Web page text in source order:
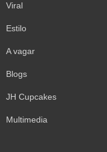
Viral
Estilo
A vagar
Blogs
JH Cupcakes
Multimedia